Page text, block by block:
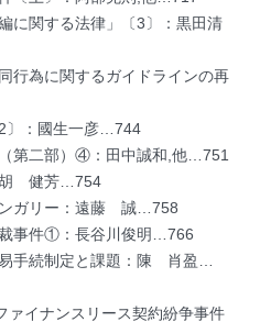
に関する法律」〔3〕：黒田清
行為に関するガイドラインの再
〕：國生一彦…744
第二部）④：田中誠和,他…751
胡 健芳…754
ガリー：遠藤 誠…758
事件①：長谷川俊明…766
手続制定と課題：陳 肖盈…
ァイナンスリース契約紛争事件